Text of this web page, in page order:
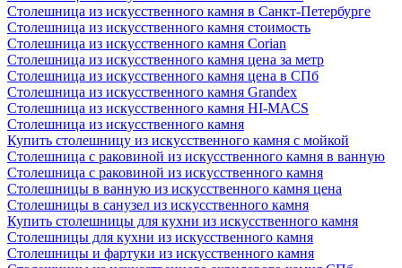
Столешница из искусственного камня в Санкт-Петербурге
Столешница из искусственного камня стоимость
Столешница из искусственного камня Сorian
Столешница из искусственного камня цена за метр
Столешница из искусственного камня цена в СПб
Столешница из искусственного камня Grandex
Столешница из искусственного камня HI-MACS
Столешница из искусственного камня
Купить столешницу из искусственного камня с мойкой
Столешница с раковиной из искусственного камня в ванную
Столешница с раковиной из искусственного камня
Столешницы в ванную из искусственного камня цена
Столешницы в санузел из искусственного камня
Купить столешницы для кухни из искусственного камня
Столешницы для кухни из искусственного камня
Столешницы и фартуки из искусственного камня